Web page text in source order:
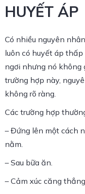
HUYẾT ÁP
Có nhiều nguyên
luôn có huyết áp
ngơi nhưng nó không
trường hợp này,
không rõ ràng.
Các trường hợp
– Đứng lên một cách
nằm.
– Sau bữa ăn.
– Cảm xúc căng